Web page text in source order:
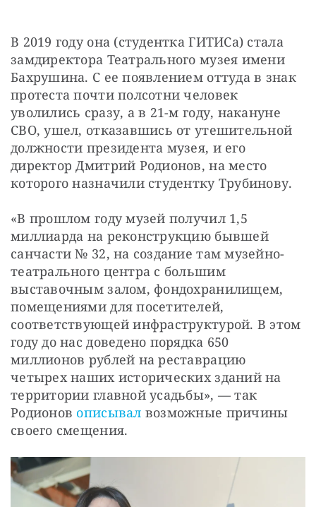
В 2019 году она (студентка ГИТИСа) стала
замдиректора Театрального музея имени
Бахрушина. С ее появлением оттуда в знак
протеста почти полсотни человек
уволились сразу, а в 21-м году, накануне
СВО, ушел, отказавшись от утешительной
должности президента музея, и его
директор Дмитрий Родионов, на место
которого назначили студентку Трубинову.
«В прошлом году музей получил 1,5
миллиарда на реконструкцию бывшей
санчасти № 32, на создание там музейно-
театрального центра с большим
выставочным залом, фондохранилищем,
помещениями для посетителей,
соответствующей инфраструктурой. В этом
году до нас доведено порядка 650
миллионов рублей на реставрацию
четырех наших исторических зданий на
территории главной усадьбы», — так
Родионов описывал возможные причины
своего смещения.